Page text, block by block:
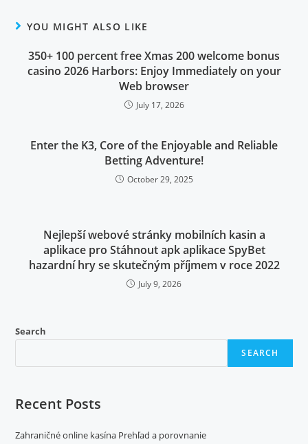
YOU MIGHT ALSO LIKE
350+ 100 percent free Xmas 200 welcome bonus
casino 2026 Harbors: Enjoy Immediately on your
Web browser
July 17, 2026
Enter the K3, Core of the Enjoyable and Reliable
Betting Adventure!
October 29, 2025
Nejlepší webové stránky mobilních kasin a
aplikace pro Stáhnout apk aplikace SpyBet
hazardní hry se skutečným příjmem v roce 2022
July 9, 2026
Search
SEARCH
Recent Posts
Zahraničné online kasína Prehľad a porovnanie